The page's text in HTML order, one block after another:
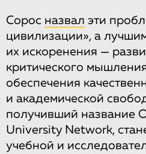
Сорос назвал эти
цивилизации», а
их искоренения —
критического
обеспечения
и академической
получивший название
University Network,
учебной и